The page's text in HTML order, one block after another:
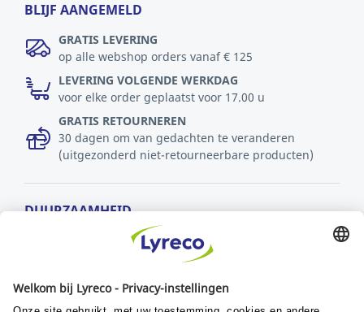
BLIJF AANGEMELD
GRATIS LEVERING
op alle webshop orders vanaf € 125
LEVERING VOLGENDE WERKDAG
voor elke order geplaatst voor 17.00 u
GRATIS RETOURNEREN
30 dagen om van gedachten te veranderen
(uitgezonderd niet-retourneerbare producten)
DUURZAAMHEID
Ontwikkelingsdoelstellingen